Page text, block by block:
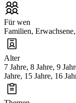
Für wen
Familien,
Alter
7 Jahre, 8 Jahre, 9
Jahre, 15 Jahre, 16